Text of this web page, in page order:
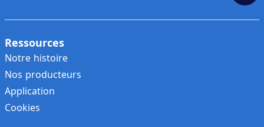
Ressources
Notre histoire
Nos producteurs
Application
Cookies